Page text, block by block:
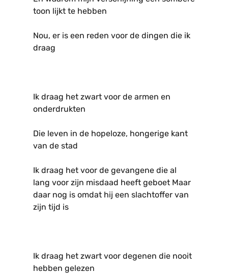
toon lijkt te hebben
Nou, er is een reden voor de dingen die ik
draag
Ik draag het zwart voor de armen en
onderdrukten
Die leven in de hopeloze, hongerige kant
van de stad
Ik draag het voor de gevangene die al
lang voor zijn misdaad heeft geboet Maar
daar nog is omdat hij een slachtoffer van
zijn tijd is
Ik draag het zwart voor degenen die nooit
hebben gelezen